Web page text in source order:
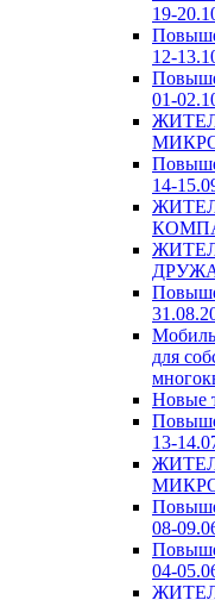
19-
12-
01-
14-
для
Новые
13-
08-
04-